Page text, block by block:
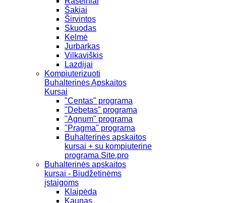
Šakiai
Širvintos
Skuodas
Kelmė
Jurbarkas
Vilkaviškis
Lazdijai
Kompiuterizuoti
Buhalterinės Apskaitos
Kursai
"Centas" programa
"Debetas" programa
"Agnum" programa
"Pragma" programa
Buhalterinės apskaitos
kursai + su kompiuterine
programa Site.pro
Buhalterinės apskaitos
kursai - Biudžetinėms
įstaigoms
Klaipėda
Kaunas